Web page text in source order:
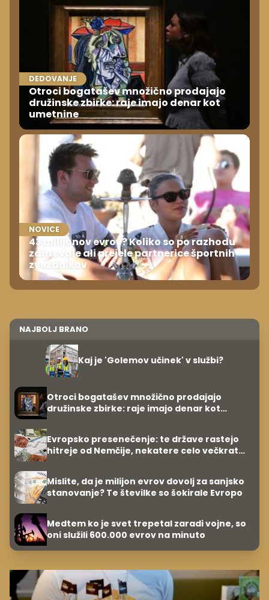
DEDOVANJE
Otroci bogatašev množično prodajajo
družinske zbirke: raje imajo denar kot
umetnine
NOVICE
43 milijonov evrov? Koliko so po razhodu
zahtevale ali prejele partnerice športnih
zvezdnikov
NAJBOLJ BRANO
Kaj je 'Golemov učinek' v službi?
Otroci bogatašev množično prodajajo
družinske zbirke: raje imajo denar kot
Evropsko presenečenje: te države rastejo
hitreje od Nemčije, nekatere celo večkrat
Mislite, da je milijon evrov dovolj za sanjsko
stanovanje? Te številke so šokirale Evropo
Medtem ko je svet trepetal zaradi vojne, so
oni služili 600.000 evrov na minuto